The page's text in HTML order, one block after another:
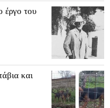
έργο του
και